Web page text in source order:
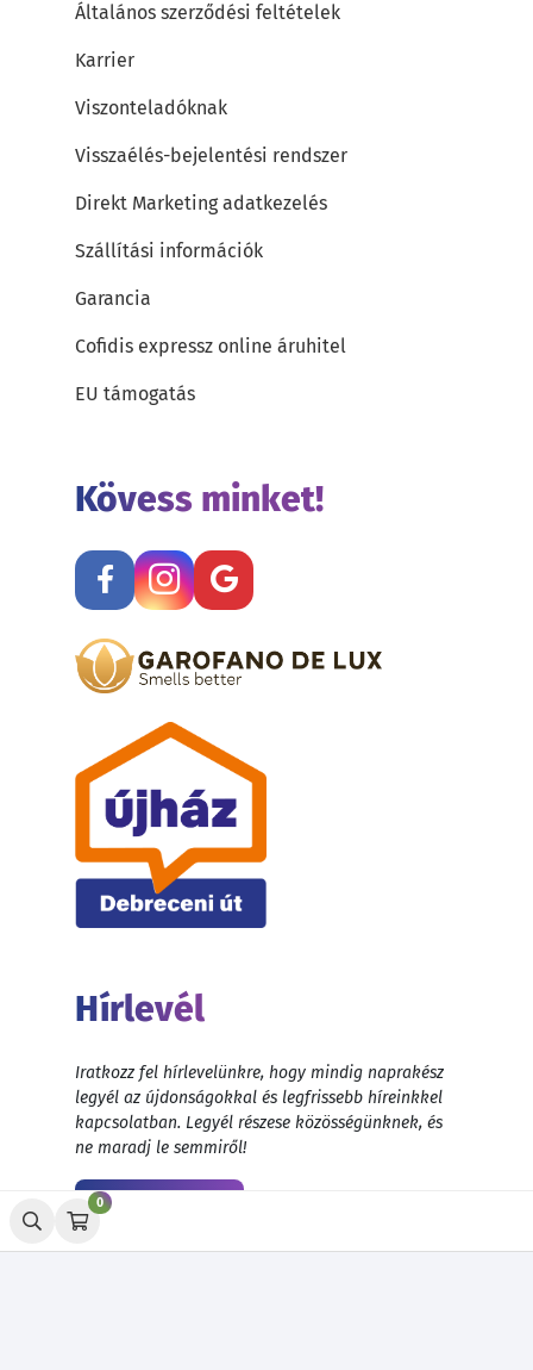
0
Általános szerződési feltételek
Karrier
Viszonteladóknak
Visszaélés-bejelentési rendszer
Direkt Marketing adatkezelés
Szállítási információk
Garancia
Cofidis expressz online áruhitel
EU támogatás
Kövess minket!
Hírlevél
Iratkozz fel hírlevelünkre, hogy mindig naprakész
legyél az újdonságokkal és legfrissebb híreinkkel
kapcsolatban. Legyél részese közösségünknek, és
ne maradj le semmiről!